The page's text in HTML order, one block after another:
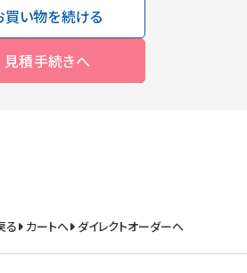
買い物を続ける
見積手続きへ
る カートへ ダイレクトオーダーへ